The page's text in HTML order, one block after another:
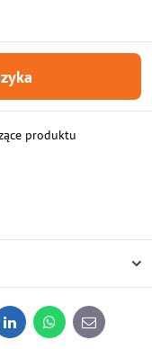
produktu
LinkedInWhatsApp
E-
mail